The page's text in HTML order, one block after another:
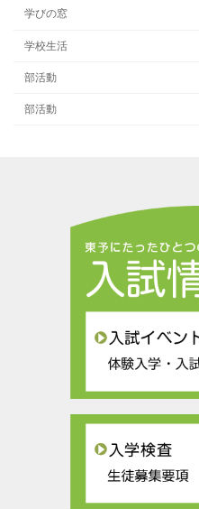
学びの窓
学校生活
部活動
部活動